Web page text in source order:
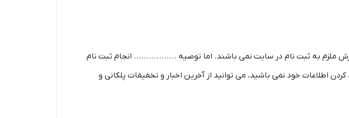
ملزم به ثبت نام در سایت نمی باشند. اما توصیه ................. انجام ثبت نام
اطلاعات خود نمی باشید، می توانید از آخرین اخبار و تخفیفات پلکانی و